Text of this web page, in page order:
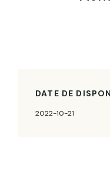
DATE DE
2022-10-21